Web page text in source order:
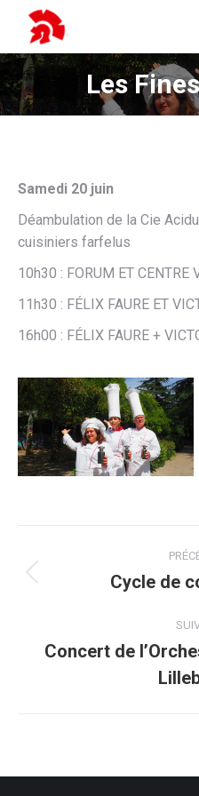
Les Vous
Samedi 20 juin
Déambulation de la Cie
cuisiniers farfelus
10h30 : FORUM ET CENTRE
11h30 : FÉLIX FAURE ET
16h00 : FÉLIX FAURE +
de
commentaire
Cycle de
Concert de